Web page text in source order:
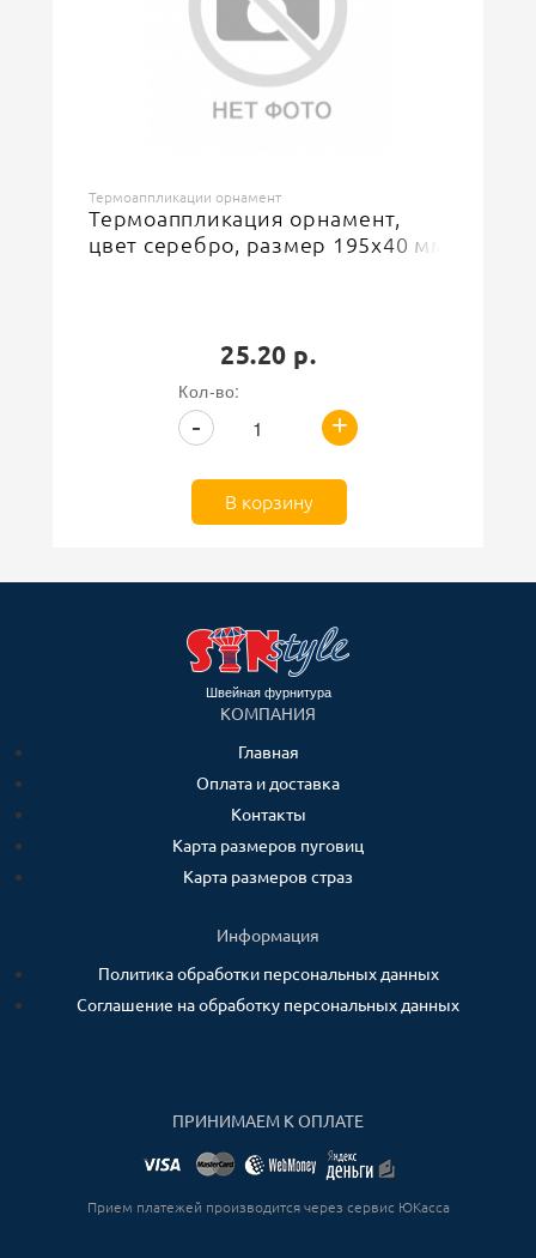
Термоаппликации орнамент
Термоаппликация орнамент,
цвет серебро, размер 195х40 мм
25.20 р.
Кол-во:
+
-
В корзину
Швейная фурнитура
КОМПАНИЯ
Главная
Оплата и доставка
Контакты
Карта размеров пуговиц
Карта размеров страз
Информация
Политика обработки персональных данных
Соглашение на обработку персональных данных
ПРИНИМАЕМ К ОПЛАТЕ
Прием платежей производится через сервис ЮКасса